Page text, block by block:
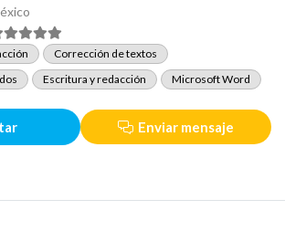
Corrección de textos
Escritura y redacción Microsoft Word
Enviar mensaje